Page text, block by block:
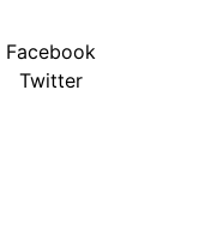
Facebook
Twitter